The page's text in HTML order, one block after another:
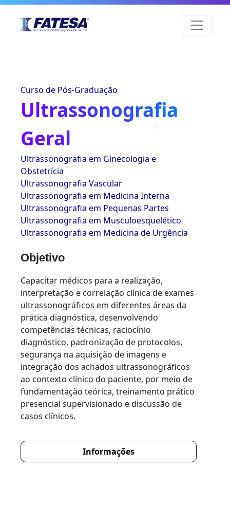
Curso de Pós-Graduação
Ultrassonografia
Geral
Ultrassonografia em Ginecologia e
Obstetrícia
Ultrassonografia Vascular
Ultrassonografia em Medicina Interna
Ultrassonografia em Pequenas Partes
Ultrassonografia em Musculoesquelético
Ultrassonografia em Medicina de Urgência
Objetivo
Capacitar médicos para a realização,
interpretação e correlação clínica de exames
ultrassonográficos em diferentes áreas da
prática diagnóstica, desenvolvendo
competências técnicas, raciocínio
diagnóstico, padronização de protocolos,
segurança na aquisição de imagens e
integração dos achados ultrassonográficos
ao contexto clínico do paciente, por meio de
fundamentação teórica, treinamento prático
presencial supervisionado e discussão de
casos clínicos.
Informações